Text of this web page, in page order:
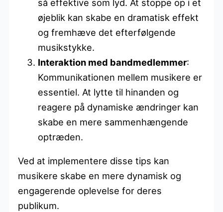
så effektive som lyd. At stoppe op i et
øjeblik kan skabe en dramatisk effekt
og fremhæve det efterfølgende
musikstykke.
Interaktion med bandmedlemmer:
Kommunikationen mellem musikere er
essentiel. At lytte til hinanden og
reagere på dynamiske ændringer kan
skabe en mere sammenhængende
optræden.
Ved at implementere disse tips kan
musikere skabe en mere dynamisk og
engagerende oplevelse for deres
publikum.